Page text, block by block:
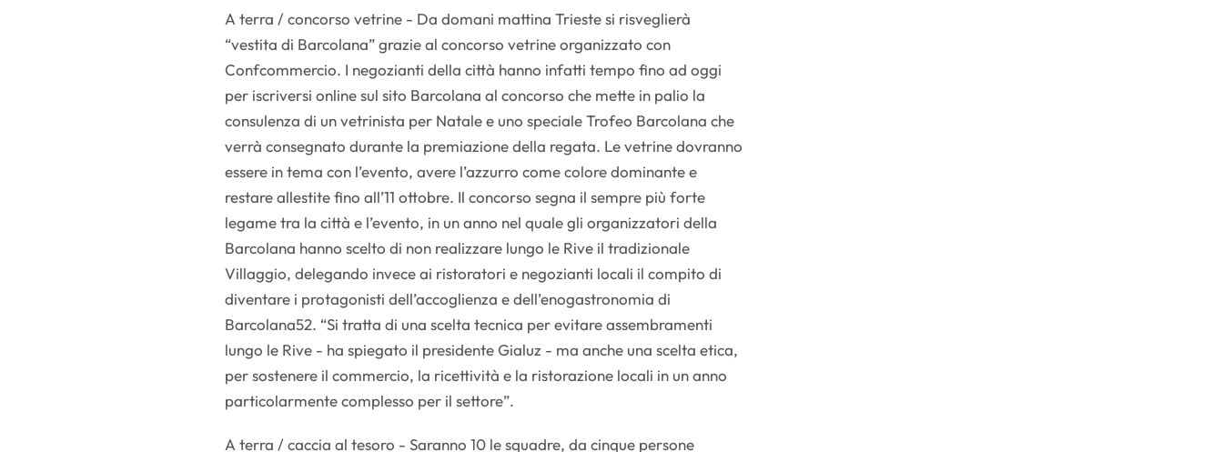
A terra / concorso vetrine - Da domani mattina Trieste si risveglierà
“vestita di Barcolana” grazie al concorso vetrine organizzato con
Confcommercio. I negozianti della città hanno infatti tempo fino ad oggi
per iscriversi online sul sito Barcolana al concorso che mette in palio la
consulenza di un vetrinista per Natale e uno speciale Trofeo Barcolana che
verrà consegnato durante la premiazione della regata. Le vetrine dovranno
essere in tema con l’evento, avere l’azzurro come colore dominante e
restare allestite fino all’11 ottobre. Il concorso segna il sempre più forte
legame tra la città e l’evento, in un anno nel quale gli organizzatori della
Barcolana hanno scelto di non realizzare lungo le Rive il tradizionale
Villaggio, delegando invece ai ristoratori e negozianti locali il compito di
diventare i protagonisti dell’accoglienza e dell’enogastronomia di
Barcolana52. “Si tratta di una scelta tecnica per evitare assembramenti
lungo le Rive - ha spiegato il presidente Gialuz - ma anche una scelta etica,
per sostenere il commercio, la ricettività e la ristorazione locali in un anno
particolarmente complesso per il settore”.
A terra / caccia al tesoro - Saranno 10 le squadre, da cinque persone